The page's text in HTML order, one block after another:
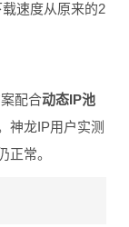
速度从原来的2
配合动态IP池
神龙IP用户实测
正常。